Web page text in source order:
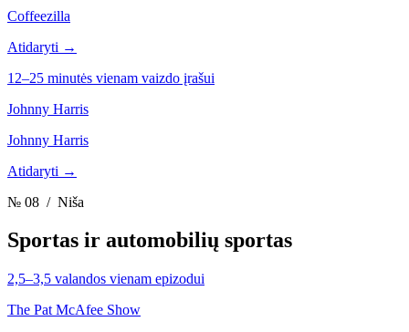
Coffeezilla
Atidaryti →
12–25 minutės vienam vaizdo įrašui
Johnny Harris
Johnny Harris
Atidaryti →
№ 08 / Niša
Sportas ir automobilių sportas
2,5–3,5 valandos vienam epizodui
The Pat McAfee Show